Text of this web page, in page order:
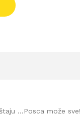
…Posca može